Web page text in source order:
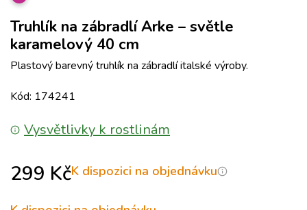
Truhlík na zábradlí Arke – světle
karamelový 40 cm
Plastový barevný truhlík na zábradlí italské výroby.
Kód: 174241
Vysvětlivky k rostlinám
299 KčK dispozici na objednávku